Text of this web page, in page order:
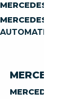
MERCEDES-BENZ
MERCEDES-BENZ
AUTOMATIQUE
MERCEDES-
MERCEDES-